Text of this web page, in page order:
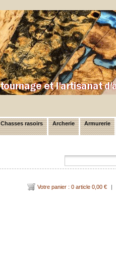
Chasses rasoirs Archerie Armurerie
Votre panier : 0 article 0,00 € |